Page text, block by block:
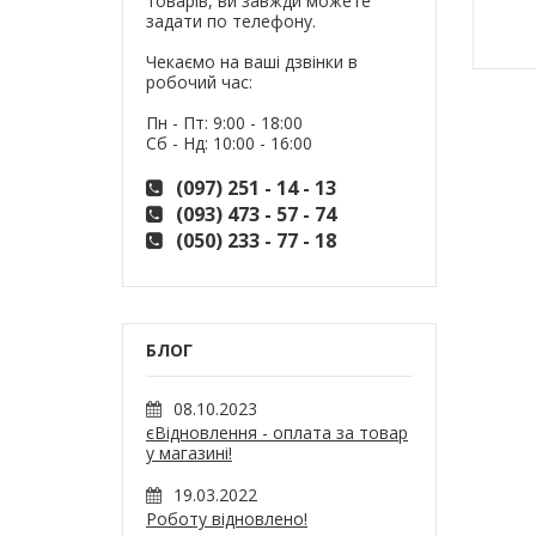
задати по телефону.
Чекаємо на ваші дзвінки в
робочий час:
Пн - Пт: 9:00 - 18:00
Сб - Нд: 10:00 - 16:00
(097) 251 - 14 - 13
(093) 473 - 57 - 74
(050) 233 - 77 - 18
БЛОГ
08.10.2023
єВідновлення - оплата за товар
у магазині!
19.03.2022
Роботу відновлено!